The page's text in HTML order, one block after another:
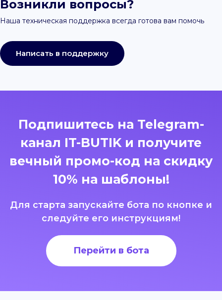
Возникли вопросы?
Наша техническая поддержка всегда готова вам помочь
Написать в поддержку
Подпишитесь на Telegram-
канал IT-BUTIK и получите
вечный промо-код на скидку
10% на шаблоны!
Для старта запускайте бота по кнопке и
следуйте его инструкциям!
Перейти в бота